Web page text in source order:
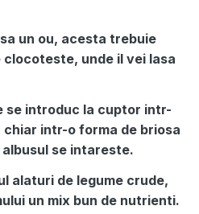
un ou, acesta trebuie
unde il vei lasa
se introduc la cuptor intr-
intr-o forma de briosa
se intareste.
alaturi de legume crude,
un mix bun de nutrienti.